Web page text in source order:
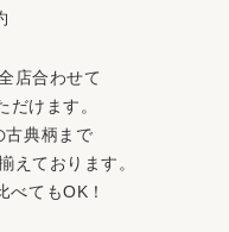
店合わせて
だけます。
古典柄まで
えております。
べてもOK！